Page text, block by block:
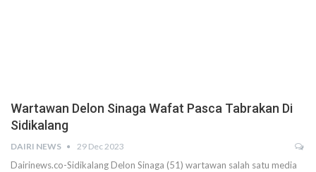
Wartawan Delon Sinaga Wafat Pasca Tabrakan Di
Sidikalang
DAIRI NEWS 29 Dec 2023
Dairinews.co-Sidikalang Delon Sinaga (51) wartawan salah satu media